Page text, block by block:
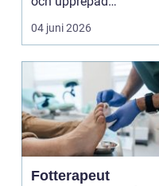
utsatthet, ofta i
relation...
04 juni 2026
Fotterapeut